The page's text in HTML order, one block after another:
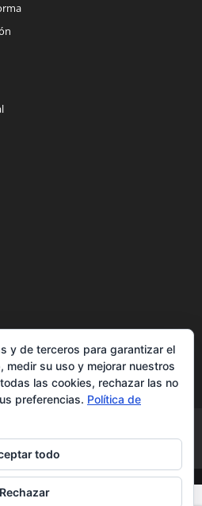
Accesibilidad
y de terceros para garantizar el
medir su uso y mejorar nuestros
las cookies, rechazar las no
preferencias. Política de
todo
Rechazar